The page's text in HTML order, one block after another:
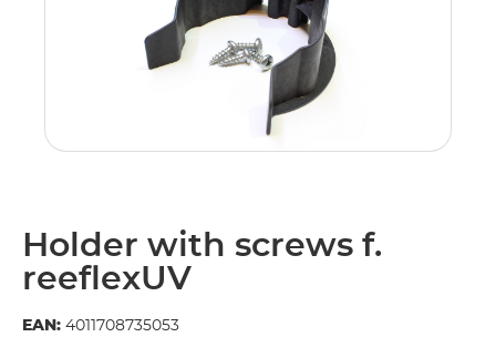
Holder with screws f.
reeflexUV
EAN: 4011708735053